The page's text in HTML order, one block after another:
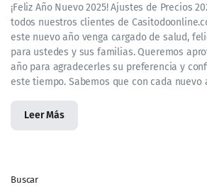
¡Feliz Año Nuevo 2025! Ajustes de Precios
todos nuestros clientes de
este nuevo año venga cargado de salud,
para ustedes y sus familias. Queremos
año para agradecerles su preferencia y
este tiempo. Sabemos que con cada nuevo
Leer Más
Buscar